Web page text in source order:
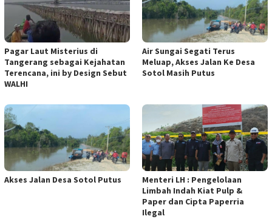
Pagar Laut Misterius di
Tangerang sebagai Kejahatan
Terencana, ini by Design Sebut
WALHI
Air Sungai Segati Terus
Meluap, Akses Jalan Ke Desa
Sotol Masih Putus
Akses Jalan Desa Sotol Putus
Menteri LH : Pengelolaan
Limbah Indah Kiat Pulp &
Paper dan Cipta Paperria
Ilegal